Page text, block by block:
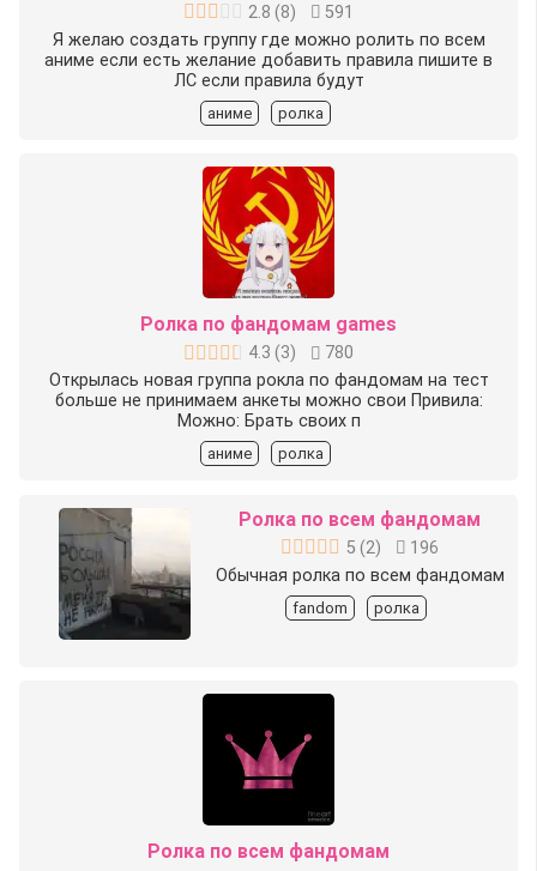
2.8 (8)
591
Я желаю создать группу где можно ролить по всем
аниме если есть желание добавить правила пишите в
ЛС если правила будут
аниме ролка
Ролка по фандомам games
4.3 (3)
780
Открылась новая группа рокла по фандомам на тест
больше не принимаем анкеты можно свои Привила:
Можно: Брать своих п
аниме ролка
Ролка по всем фандомам
5 (2)
196
Обычная ролка по всем фандомам
fandom ролка
Ролка по всем фандомам